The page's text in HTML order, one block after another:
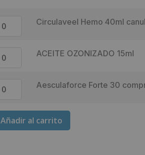
Circulaveel Hemo 40ml
ACEITE OZONIZADO 15ml
Aesculaforce Forte 30
Añadir al carrito